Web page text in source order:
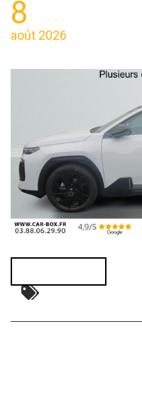
8
août 2026